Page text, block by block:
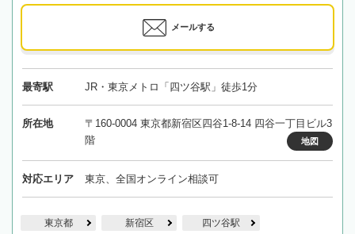
メールする
最寄駅 JR・東京メトロ「四ツ谷駅」徒歩1分
所在地
〒160-0004 東京都新宿区四谷1-8-14 四谷一丁目ビル3
階
地図
対応エリア 東京、全国オンライン相談可
東京都 新宿区 四ツ谷駅